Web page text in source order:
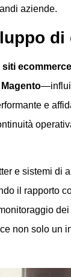
aziende.
di
siti
e
e sistemi di
il rapporto
non solo un